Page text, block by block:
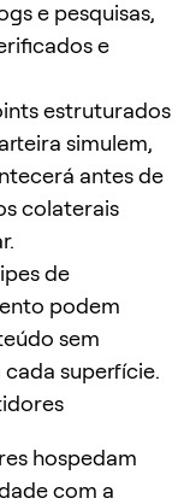
e pesquisas,
e
estruturados
simulem,
antes de
colaterais
de
podem
sem
superfície.
hospedam
com a